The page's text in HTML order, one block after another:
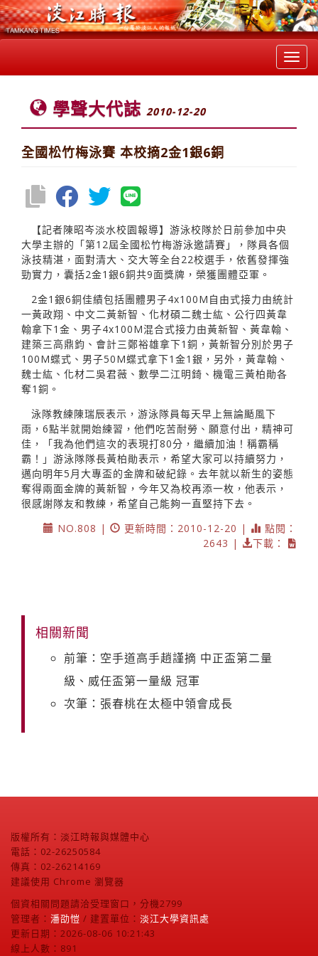
學聲大代誌 2010-12-20
全國松竹梅泳賽 本校摘2金1銀6銅
【記者陳昭岑淡水校園報導】游泳校隊於日前參加中央
大學主辦的「第12屆全國松竹梅游泳邀請賽」，隊員各個
泳技精湛，面對清大、交大等全台22校選手，依舊發揮強
勁實力，囊括2金1銀6銅共9面獎牌，榮獲團體亞軍。
2金1銀6銅佳績包括團體男子4x100M自由式接力由統計
一黃政翔、中文二黃新智、化材碩二魏士紘、公行四黃韋
翰拿下1金、男子4x100M混合式接力由黃新智、黃韋翰、
建築三高鼎鈞、會計三鄭裕雄拿下1銅，黃新智分別於男子
100M蝶式、男子50M蝶式拿下1金1銀，另外，黃韋翰、
魏士紘、化材二吳君薇、數學二江明錡、機電三黃柏勛各
奪1銅。
泳隊教練陳瑞辰表示，游泳隊員每天早上無論颳風下
雨，6點半就開始練習，他們吃苦耐勞、願意付出，精神可
佳，「我為他們這次的表現打80分，繼續加油！稱霸稱
霸！」游泳隊隊長黃柏勛表示，希望大家可以持續努力，
邁向明年5月大專盃的金牌和破紀錄。去年就以新生的姿態
奪得兩面金牌的黃新智，今年又為校再添一枚，他表示，
很感謝隊友和教練，希望自己能夠一直堅持下去。
NO.808 |
更新時間：2010-12-20 |
點閱：
2643 |
下載：
相關新聞
前筆：空手道高手趙謹摘 中正盃第二量
級、威任盃第一量級 冠軍
次筆：張春桃在太極中領會成長
版權所有：淡江時報與媒體中心
電話：02-26250584
傳真：02-26214169
建議使用 Chrome 瀏覽器
個資相關問題請洽受理窗口，分機2799
管理者： 潘劭愷 / 建置單位： 淡江大學資訊處
更新日期：2026-08-06 10:21:43
線上人數：891